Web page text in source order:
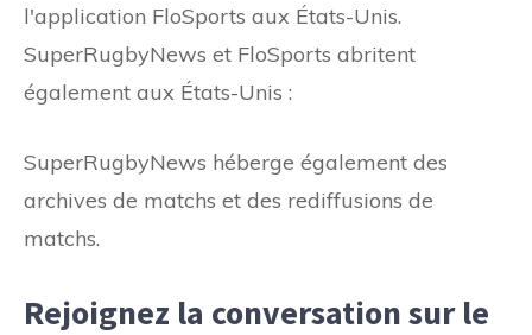
l'application FloSports aux États-Unis.
SuperRugbyNews et FloSports abritent
également aux États-Unis :
SuperRugbyNews héberge également des
archives de matchs et des rediffusions de
matchs.
Rejoignez la conversation sur le